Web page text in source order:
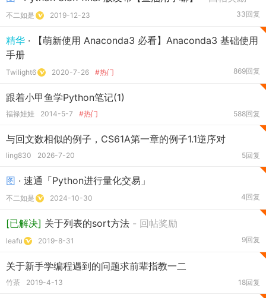
不二如是 2019-12-23 33回复
精华 · 【萌新使用 Anaconda3 必看】Anaconda3 基础使用
手册
Twilight6 2020-7-26 #热门 869回复
跟着小甲鱼学Python笔记(1)
福禄娃娃 2014-5-7 #热门 588回复
与回文数相似的例子，CS61A第一章的例子1.1逆序对
ling830 2026-7-20 5回复
图 · 速通「Python进行量化交易」
不二如是 2024-10-30 4回复
[已解决] 关于列表的sort方法 - 回帖奖励
leafu 2019-8-31 9回复
关于新手学编程遇到的问题求前辈指教一二
竹茶 2019-4-13 18回复